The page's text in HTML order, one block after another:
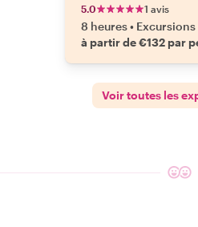
5.0 1 avis
8 heures•
à partir de €132 par
Voir toutes les